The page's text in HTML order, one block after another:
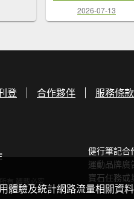
2026-07-13
登 合作夥伴 服務條款
有 轉載必究
健行筆記合
運動品牌廣
寶石任務或
體驗及統計網路流量相關